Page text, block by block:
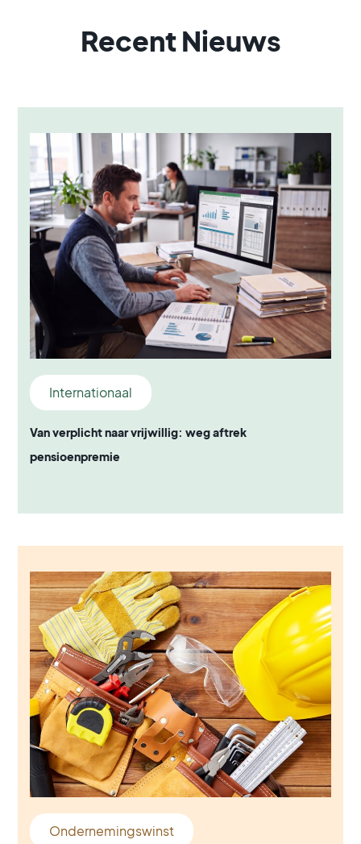
Recent Nieuws
Internationaal
Van verplicht naar vrijwillig: weg aftrek
pensioenpremie
Ondernemingswinst